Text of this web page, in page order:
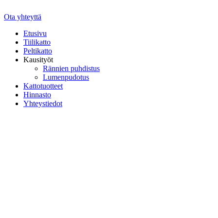
sisältöön
Ota yhteyttä
Etusivu
Tiilikatto
Peltikatto
Kausityöt
Rännien puhdistus
Lumenpudotus
Kattotuotteet
Hinnasto
Yhteystiedot